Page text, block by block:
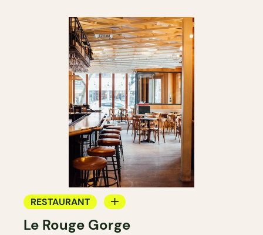
RESTAURANT
BAR
Le Rouge Gorge